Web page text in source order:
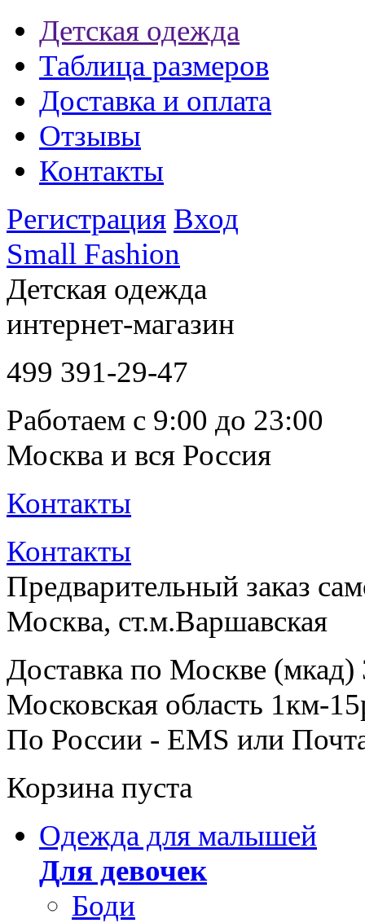
Детская одежда
Таблица размеров
Доставка и оплата
Отзывы
Контакты
Регистрация Вход
Small Fashion
Детская одежда
интернет-магазин
499 391-29-47
Работаем с 9:00 до 23:00
Москва и вся Россия
Контакты
Контакты
Предварительный заказ
Москва, ст.м.Варшавская
Доставка по Москве (мкад)
Московская область 1км-
По России - EMS или
Корзина пуста
Одежда для малышей
Для девочек
Боди